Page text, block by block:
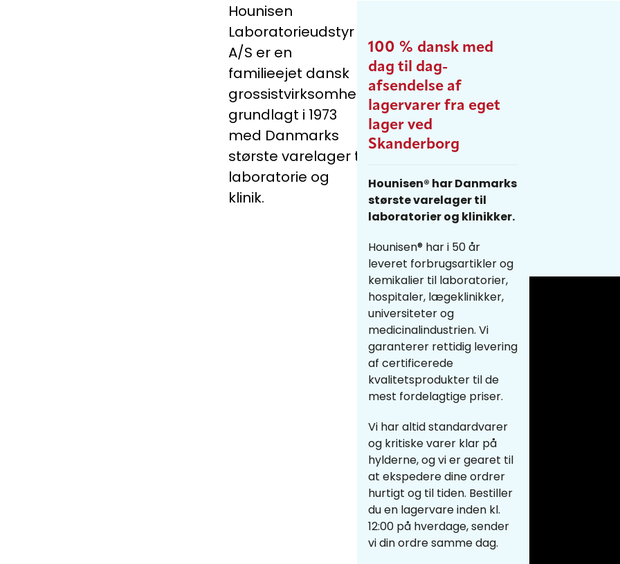
Hounisen
Laboratorieudstyr
A/S er en
familieejet dansk
grossistvirksomhed
grundlagt i 1973
med Danmarks
største varelager til
laboratorie og
klinik.
100 % dansk med
dag til dag-
afsendelse af
lagervarer fra eget
lager ved
Skanderborg
Hounisen® har Danmarks
største varelager til
laboratorier og klinikker.
Hounisen® har i 50 år
leveret forbrugsartikler og
kemikalier til laboratorier,
hospitaler, lægeklinikker,
universiteter og
medicinalindustrien. Vi
garanterer rettidig levering
af certificerede
kvalitetsprodukter til de
mest fordelagtige priser.
Vi har altid standardvarer
og kritiske varer klar på
hylderne, og vi er gearet til
at ekspedere dine ordrer
hurtigt og til tiden. Bestiller
du en lagervare inden kl.
12:00 på hverdage, sender
vi din ordre samme dag.